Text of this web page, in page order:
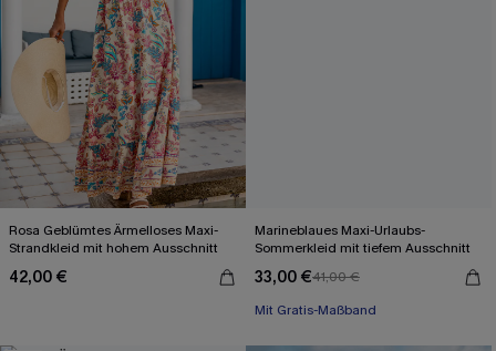
Rosa Geblümtes Ärmelloses Maxi-
Strandkleid mit hohem Ausschnitt
42,00 €
Marineblaues Maxi-Urlaubs-
Sommerkleid mit tiefem Ausschnitt
33,00 €41,00 €
Mit Gratis-Maßband
Festlich